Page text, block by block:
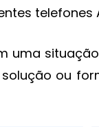
telefones
uma
ou